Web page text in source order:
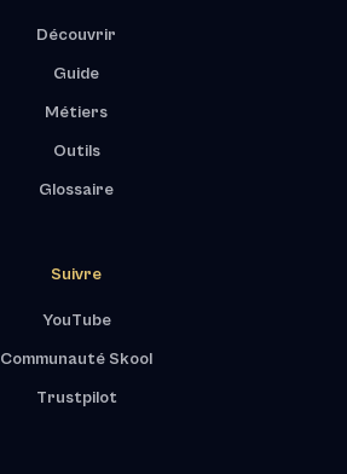
Découvrir
Guide
Métiers
Outils
Glossaire
Suivre
YouTube
Communauté Skool
Trustpilot